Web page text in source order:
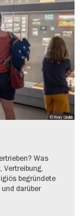
© Rory Grubb
Was
begründete
darüber